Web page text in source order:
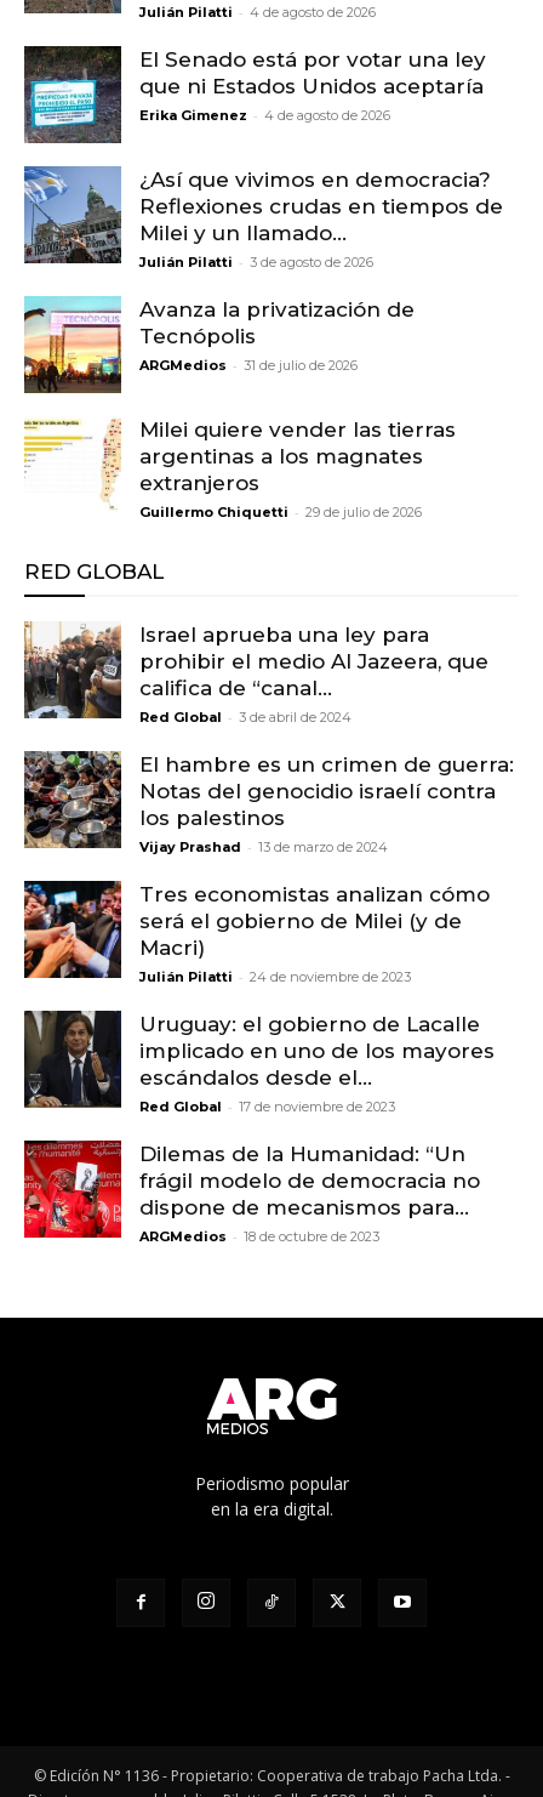
Julián Pilatti - 4 de agosto de 2026
El Senado está por votar una ley
que ni Estados Unidos aceptaría
Erika Gimenez - 4 de agosto de 2026
¿Así que vivimos en democracia?
Reflexiones crudas en tiempos de
Milei y un llamado...
Julián Pilatti - 3 de agosto de 2026
Avanza la privatización de
Tecnópolis
ARGMedios - 31 de julio de 2026
Milei quiere vender las tierras
argentinas a los magnates
extranjeros
Guillermo Chiquetti - 29 de julio de 2026
RED GLOBAL
Israel aprueba una ley para
prohibir el medio Al Jazeera, que
califica de “canal...
Red Global - 3 de abril de 2024
El hambre es un crimen de guerra:
Notas del genocidio israelí contra
los palestinos
Vijay Prashad - 13 de marzo de 2024
Tres economistas analizan cómo
será el gobierno de Milei (y de
Macri)
Julián Pilatti - 24 de noviembre de 2023
Uruguay: el gobierno de Lacalle
implicado en uno de los mayores
escándalos desde el...
Red Global - 17 de noviembre de 2023
Dilemas de la Humanidad: “Un
frágil modelo de democracia no
dispone de mecanismos para...
ARGMedios - 18 de octubre de 2023
Periodismo popular
en la era digital.
© Edicíón N° 1136 - Propietario: Cooperativa de trabajo Pacha Ltda. -